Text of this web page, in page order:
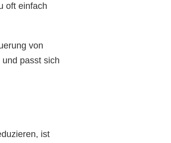
oft einfach
von
und passt sich
ist